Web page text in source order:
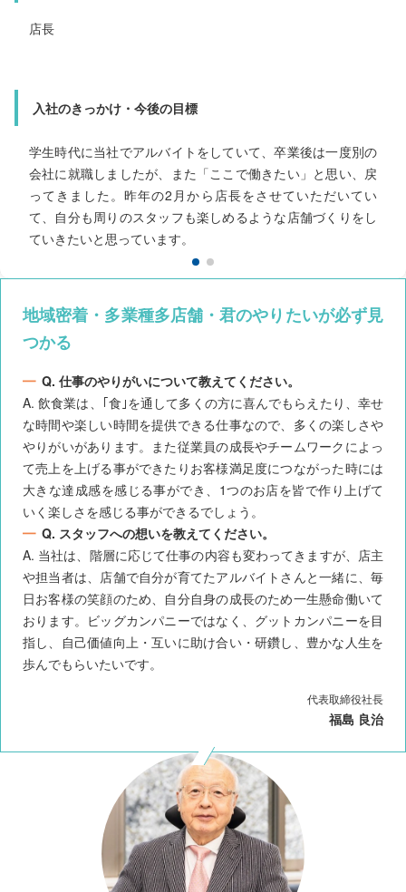
店長
入社のきっかけ・今後の目標
学生時代に当社でアルバイトをしていて、卒業後は一度別の
会社に就職しましたが、また「ここで働きたい」と思い、戻
ってきました。昨年の2月から店長をさせていただいてい
て、自分も周りのスタッフも楽しめるような店舗づくりをし
ていきたいと思っています。
「ミスタードーナツで働いてみたい、一人暮らしをしてみた
い」と思い就職活動をしていた中で、当社の雰囲気がとても
良かったので入社を決めました。現在は時間帯責任者として
店舗の管理業務も任せていただいています。先日、店長の資
格試験にも合格し、店長を目指して日々勉強を続けながら成
長を実感しています。
地域密着・多業種多店舗・君のやりたいが必ず見
つかる
Q. 仕事のやりがいについて教えてください。
A. 飲食業は、｢食｣を通して多くの方に喜んでもらえたり、幸せ
な時間や楽しい時間を提供できる仕事なので、多くの楽しさや
やりがいがあります。また従業員の成長やチームワークによっ
て売上を上げる事ができたりお客様満足度につながった時には
大きな達成感を感じる事ができ、1つのお店を皆で作り上げて
いく楽しさを感じる事ができるでしょう。
Q. スタッフへの想いを教えてください。
A. 当社は、階層に応じて仕事の内容も変わってきますが、店主
や担当者は、店舗で自分が育てたアルバイトさんと一緒に、毎
日お客様の笑顔のため、自分自身の成長のため一生懸命働いて
おります。ビッグカンパニーではなく、グットカンパニーを目
指し、自己価値向上・互いに助け合い・研鑽し、豊かな人生を
歩んでもらいたいです。
代表取締役社長
福島 良治